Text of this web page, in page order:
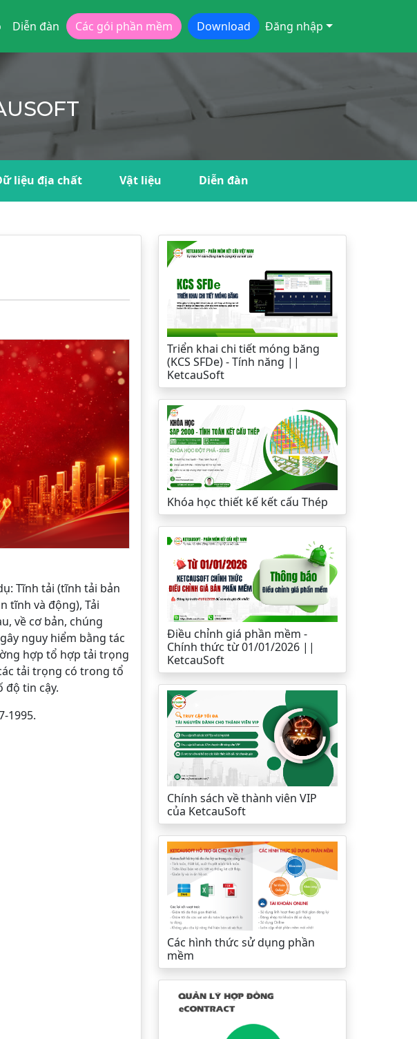
Diễn đàn Các gói phần mềm Download Đăng nhập
liệu địa chất Vật liệu Diễn đàn
Tĩnh tải (tĩnh tải bản
tĩnh và động), Tải
về cơ bản, chúng
nguy hiểm bằng tác
hợp tổ hợp tải trọng
tải trọng có trong tổ
độ tin cậy.
1995.
Triển khai chi tiết móng băng
(KCS SFDe) - Tính năng ||
KetcauSoft
Khóa học thiết kế kết cấu Thép
Điều chỉnh giá phần mềm -
Chính thức từ 01/01/2026 ||
KetcauSoft
Chính sách về thành viên VIP
của KetcauSoft
Các hình thức sử dụng phần
mềm